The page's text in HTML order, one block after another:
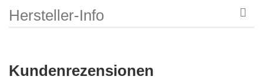
Hersteller-Info
Kundenrezensionen